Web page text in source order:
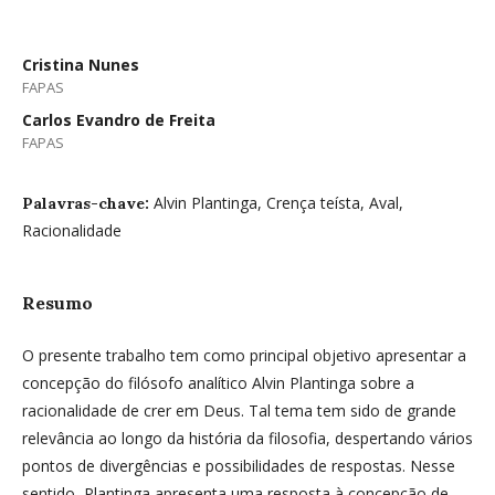
Cristina Nunes
FAPAS
Carlos Evandro de Freita
FAPAS
Palavras-chave: Alvin Plantinga, Crença teísta, Aval,
Racionalidade
Resumo
O presente trabalho tem como principal objetivo apresentar a
concepção do filósofo analítico Alvin Plantinga sobre a
racionalidade de crer em Deus. Tal tema tem sido de grande
relevância ao longo da história da filosofia, despertando vários
pontos de divergências e possibilidades de respostas. Nesse